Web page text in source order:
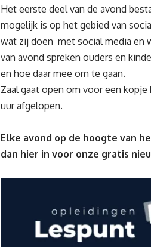
Het eerste deel van de avond
mogelijk is op het gebied van
wat zij doen met social media en
van avond spreken ouders en
en hoe daar mee om te gaan.
Zaal gaat open om voor een kopje
uur afgelopen.
Elke avond op de hoogte van
dan hier in voor onze gratis